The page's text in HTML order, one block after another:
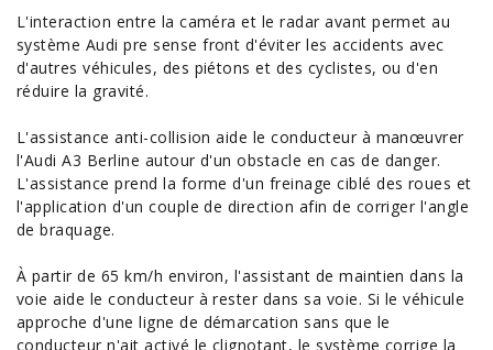
L'interaction entre la caméra et le radar avant permet au
système Audi pre sense front d'éviter les accidents avec
d'autres véhicules, des piétons et des cyclistes, ou d'en
réduire la gravité.
L'assistance anti-collision aide le conducteur à manœuvrer
l'Audi A3 Berline autour d'un obstacle en cas de danger.
L'assistance prend la forme d'un freinage ciblé des roues et
l'application d'un couple de direction afin de corriger l'angle
de braquage.
À partir de 65 km/h environ, l'assistant de maintien dans la
voie aide le conducteur à rester dans sa voie. Si le véhicule
approche d'une ligne de démarcation sans que le
conducteur n'ait activé le clignotant, le système corrige la